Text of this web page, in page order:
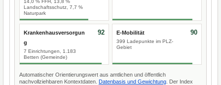
14,0 % FFH, 13,8 %
Landschaftsschutz, 7,7 %
Naturpark
Krankenhausversorgun
g
7 Einrichtungen, 1.183
Betten (Gemeinde)
92 E-Mobilität
399 Ladepunkte im PLZ-
Gebiet
90
Automatischer Orientierungswert aus amtlichen und öffentlich
nachvollziehbaren Kontextdaten. Datenbasis und Gewichtung . Der Index